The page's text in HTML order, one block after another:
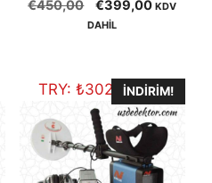
out of 5
€450,00
Orijinal
fiyat:
€399,00Şu
KDV
DAHİL
TRY: ₺302.427,37
İNDIRIM!